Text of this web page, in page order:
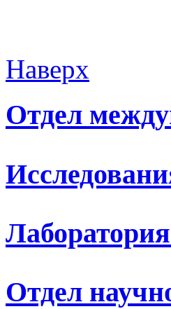
Наверх
Отдел
Отдел